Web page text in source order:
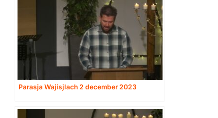
Parasja Wajisjlach 2 december 2023